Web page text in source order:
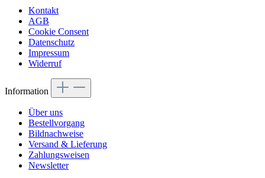
Kontakt
AGB
Cookie Consent
Datenschutz
Impressum
Widerruf
Information
Über uns
Bestellvorgang
Bildnachweise
Versand & Lieferung
Zahlungsweisen
Newsletter